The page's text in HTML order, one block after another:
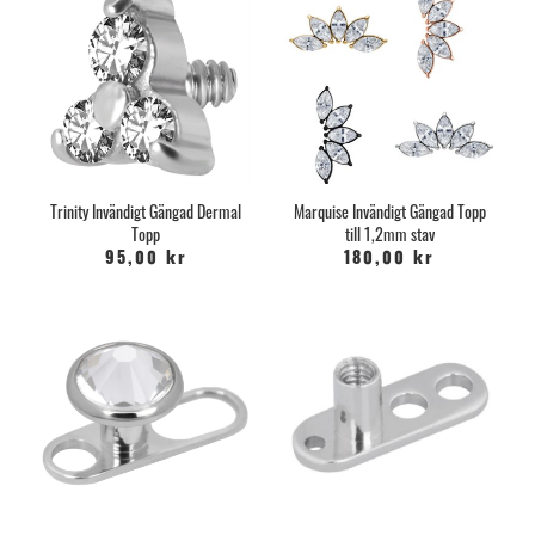
Som alltid, tvätta händerna först, om du måste röra vid din
anchor, men gör det så sällan som möjligt.
Om en anchor stöts ut, eller måste tas bort, kommer det bildas
ärrvävnad. Det blir oftast inte mer än det från en vanlig piercing.
Det är omöjligt att veta i förväg hur mycket ärrvävnad det blir, då
det är beroende av hur välmående piercingen mår vid
borttagandet och på hur mycket ärrvävnad varje persons kropp
tenderar att bilda. Det är däremot viktigt att förstå att
kommer bildas ärrvävnad
En annan viktig faktor att funderar på om man funderar på en
anchor är att de kan behöva plockas bort vid olika medicinska
Med vår erfarenhet brukar de flesta kunna behålla sina anchors i
ca 2 år. Efter det brukar de gå upp och ned i perioder och börjar
bli problematiska. Med det sagt, så vet vi personer som har haft
sina anchors i 7-8 år.
Trinity Invändigt Gängad Dermal
Topp
95,00 kr
Marquise Invändigt Gängad Topp
till 1,2mm stav
180,00 kr